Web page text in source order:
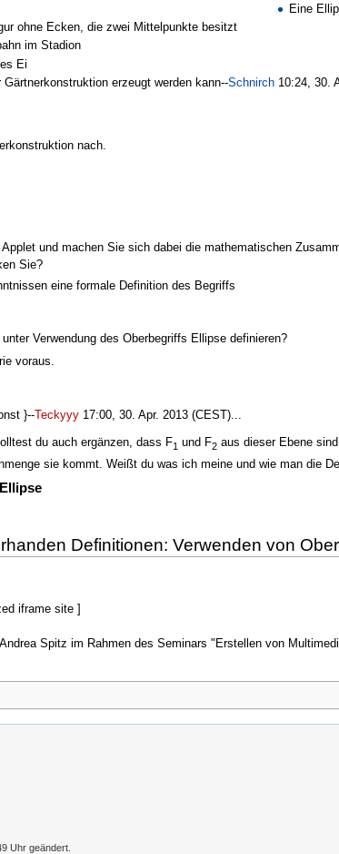
Eine
ohne Ecken, die zwei Mittelpunkte besitzt
im Stadion
Ei
erzeugt werden kann--Schnirch 10:24, 30.
nach.
und machen Sie sich dabei die mathematischen
Sie?
eine formale Definition des Begriffs
Verwendung des Oberbegriffs Ellipse definieren?
voraus.
}--Teckyyy 17:00, 30. Apr. 2013 (CEST)...
du auch ergänzen, dass F1 und F2 aus dieser Ebene
sie kommt. Weißt du was ich meine und wie man die
Definitionen: Verwenden von
iframe site ]
Spitz im Rahmen des Seminars "Erstellen von
Uhr geändert.